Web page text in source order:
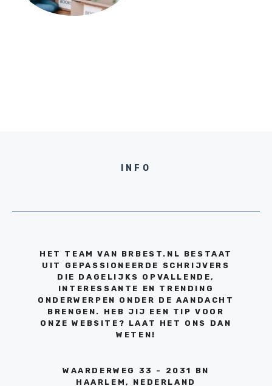
INFO
HET TEAM VAN BRBEST.NL BESTAAT
UIT GEPASSIONEERDE SCHRIJVERS
DIE DAGELIJKS OPVALLENDE,
INTERESSANTE EN TRENDING
ONDERWERPEN ONDER DE AANDACHT
BRENGEN. HEB JIJ EEN TIP VOOR
ONZE WEBSITE? LAAT HET ONS DAN
WETEN!
WAARDERWEG 33 - 2031 BN
HAARLEM, NEDERLAND